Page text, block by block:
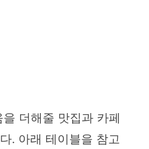
더해줄 맛집과 카페
. 아래 테이블을 참고